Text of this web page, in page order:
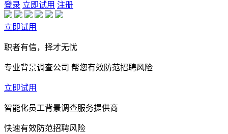
登录 立即试用 注册
立即试用
职者有信，择才无忧
专业背景调查公司 帮您有效防范招聘风险
立即试用
智能化员工背景调查服务提供商
快速有效防范招聘风险